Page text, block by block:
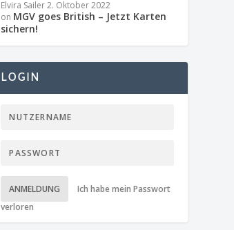
Elvira Sailer2. Oktober 2022
on MGV goes British – Jetzt Karten
sichern!
LOGIN
ANMELDUNG
Ich habe mein Passwort
verloren